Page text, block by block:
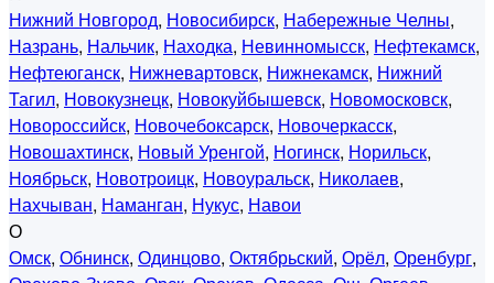
Нижний Новгород, Новосибирск, Набережные Челны,
Назрань, Нальчик, Находка, Невинномысск, Нефтекамск,
Нефтеюганск, Нижневартовск, Нижнекамск, Нижний
Тагил, Новокузнецк, Новокуйбышевск, Новомосковск,
Новороссийск, Новочебоксарск, Новочеркасск,
Новошахтинск, Новый Уренгой, Ногинск, Норильск,
Ноябрьск, Новотроицк, Новоуральск, Николаев,
Нахчыван, Наманган, Нукус, Навои
О
Омск, Обнинск, Одинцово, Октябрьский, Орёл, Оренбург,